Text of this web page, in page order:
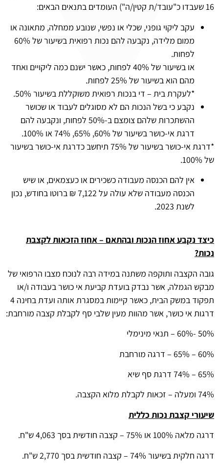
16 שעבדו כ"עובד/ת קטין/ה") העומדים בתנאים הבאים:
עקב ליקוי גופני, שכלי או נפשי, שנובע ממחלה, מתאונה או
ממום מלידה, נקבעה להם נכות רפואית בשיעור של 60%
לפחות.
או בשיעור של 40% לפחות, כאשר ישנם כמה ליקויים ואחד
מהם הוא בשיעור של 25% לפחות.
*לעקרת בית – די בנכות רפואית משוקללת בשיעור 50%.
נקבע כי בשל הנכות הם לא מסוגלים לעבוד או שכושר
ההשתכרות שלהם צומצם ב-50% לפחות, ונקבעה להם
דרגת אי-כושר בשיעור של 60%, 65%, 74% או 100%.
*דרגת אי-כושר בשיעור של 75% תיחשב כדרגת אי-כושר בשיעור
של 100%.
אין להם הכנסה מעבודה כשכירים או כעצמאים, או שיש
הכנסה מעבודה שלא עולה על 7,122 ₪ ברוטו בחודש, נכון
לשנת 2023.
כיצד נקבע אחוז הנכות ובהתאם – אחוז הזכאות לקצבת
נכות?
גובה הקצבה ותוקפה משתנה במידה רבה לנוכח מצבו הרפואי של
מבקש הגמלה, אשר נבדק בועדת קביעת אי כושר בעבודה ו/או
תפקוד במשק הבית, כאשר קיימות במסגרת אותה ועדת בחינה 4
דרגות אי כושר, אשר מהוות מעין שלבי סף לקבלת קצבה מורחבת:
50% -60% – תנאי מינימלי
60% – 65% – דרגה מורחבת
65% – 74% דרגת סף שיא
74% ומעלה – זכאות לקבלת מלוא הקצבה.
שיעורי קצבת נכות כללית
דרגה מלאה 100% או 75% – קצבה חודשית בסך 4,063 ש"ח.
דרגה חלקית בשיעור 74% – קצבה חודשית בסך 2,770 ש"ח.